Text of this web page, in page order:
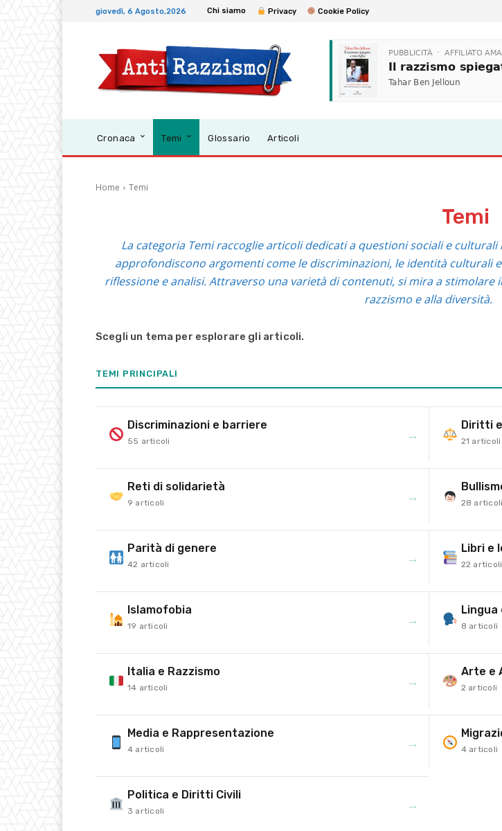
giovedì, 6 Agosto,2026 Chi siamo Privacy Cookie Policy
Cronaca Temi Glossario Articoli
Home Temi
Temi
La categoria Temi raccoglie articoli dedicati a questioni sociali e
approfondiscono argomenti come le discriminazioni, le identità culturali
riflessione e analisi. Attraverso una varietà di contenuti, si mira a
razzismo e alla diversità.
Scegli un tema per esplorare gli articoli.
TEMI PRINCIPALI
Discriminazioni e barriere
55 articoli →
Diritti
21 articoli
Reti di solidarietà
9 articoli → 28 articoli
Parità di genere
42 articoli →
Libri e
22 articoli
Islamofobia
19 articoli →
Lingua
8 articoli
Italia e Razzismo
14 articoli →
Arte e
2 articoli
Media e Rappresentazione
4 articoli → 4 articoli
Politica e Diritti Civili
3 articoli →